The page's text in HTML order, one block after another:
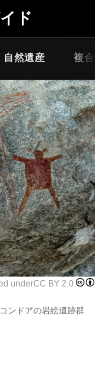
ド
自然遺産 複
underCC BY 2.0
コンドアの岩絵遺跡群